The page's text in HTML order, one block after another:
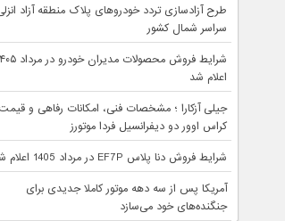
طرح آزادسازی تردد خودروهای پلاک منطقه آزاد
سراسر شمال کشور
شرایط فروش محصولات مدیران
اعلام شد
جیلی آزکارا ؛ مشخصات فنی، امکانات رفاهی و قیمت
کراس اوور دو دیفرانسیل فردا موتورز
شرایط فروش دنا پلاس EF7P در مرداد 1405 اعلام شد
آمریکا پس از سه دهه موتور کاملا جدیدی برای
جنگنده‌های خود می‌سازد